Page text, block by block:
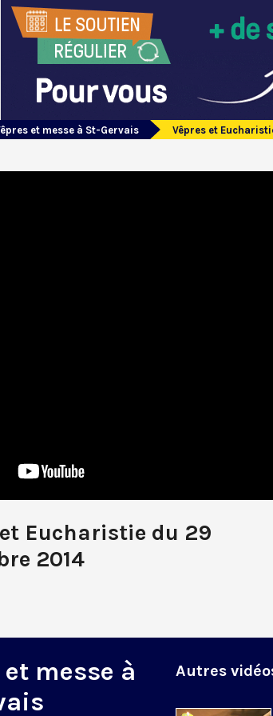
et messe à St-Gervais Vêpres et
Eucharistie du 29
2014
messe à
Autres